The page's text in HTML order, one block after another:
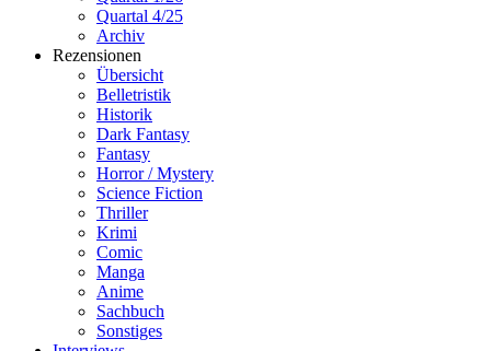
Quartal 4/25
Archiv
Rezensionen
Übersicht
Belletristik
Historik
Dark Fantasy
Fantasy
Horror / Mystery
Science Fiction
Thriller
Krimi
Comic
Manga
Anime
Sachbuch
Sonstiges